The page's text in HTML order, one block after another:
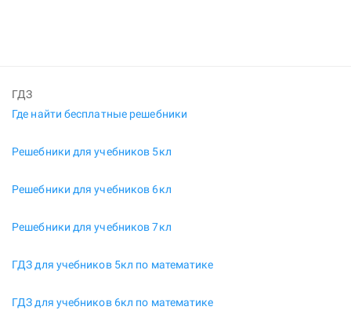
ГДЗ
Где найти бесплатные решебники
Решебники для учебников 5кл
Решебники для учебников 6кл
Решебники для учебников 7кл
ГДЗ для учебников 5кл по математике
ГДЗ для учебников 6кл по математике